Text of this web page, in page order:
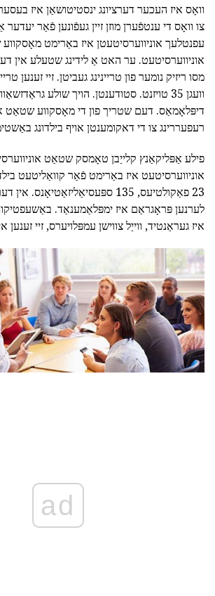
וואָס איז העכער דערציונג ינסטיטושאַן איז
צו וואָס די ענטפֿערן מוזן זיין געפֿונען פֿאַר יעדער
עפנטלעך אוניווערסיטעטן איז באַרימט
אוניווערסיטעט. ער האט אַ לידינג שטעלע אין
מסו ריזיק נומער פון טריינינג געביטן. זיי זענען
וועגן 35 טויזנט. סטודענטן. הויך שולע
דיפּלאָמאַס. דעם שטריך פון די מאָסקווע שטאַט
רעפעררינג צו די דאקומענטן אויף בילדונג
פילע אַפּליקאַנץ קלייַבן טאָמסק שטאַט
אוניווערסיטעט איז באַרימט פֿאַר קוואַליטעט
23 פאַקולטיעס, 135
לערנען פּראָגראַם איז ימפּלאַמענאַד.
איז געראַנטיד, ווייַל צווישן עמפּלויערס, זיי זענען
ad